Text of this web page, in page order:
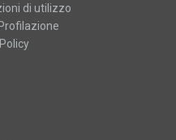
di utilizzo